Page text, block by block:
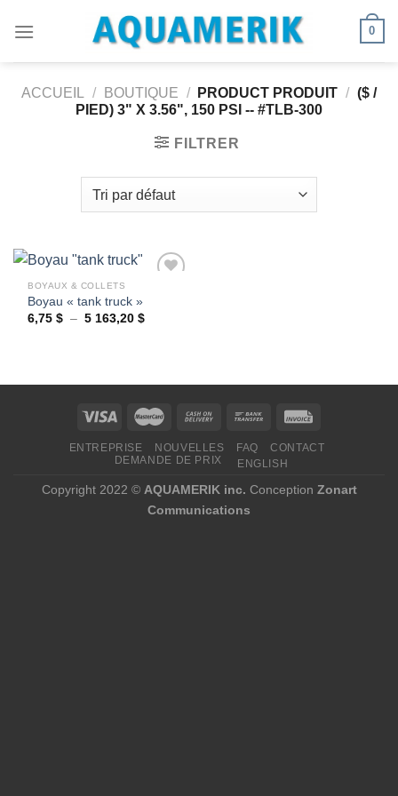
0
ACCUEIL / BOUTIQUE / PRODUCT PRODUIT / ($ /
PIED) 3" X 3.56", 150 PSI -- #TLB-300
FILTRER
BOYAUX & COLLETS
Boyau « tank truck »
6,75$ – 5 163,20$Plage
163,20 $
ENTREPRISE NOUVELLES FAQ
CONTACT
DEMANDE DE PRIX
ENGLISH
Copyright 2022 © AQUAMERIK inc. Conception Zonart
Communications